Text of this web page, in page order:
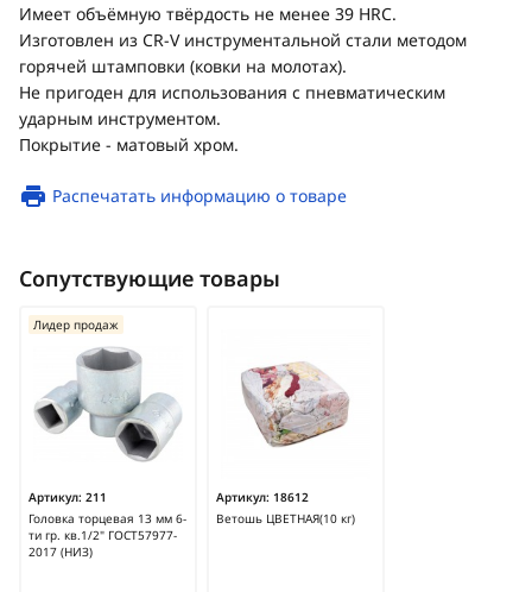
Имеет объёмную твёрдость не менее 39 HRC.
Изготовлен из CR-V инструментальной стали методом
горячей штамповки (ковки на молотах).
Не пригоден для использования с пневматическим
ударным инструментом.
Покрытие - матовый хром.
Распечатать информацию о товаре
Сопутствующие товары
Артикул: 211
Головка торцевая 13 мм 6-
ти гр. кв.1/2" ГОСТ57977-
2017 (НИЗ)
Лидер продаж
Артикул: 18612
Ветошь ЦВЕТНАЯ(10 кг)